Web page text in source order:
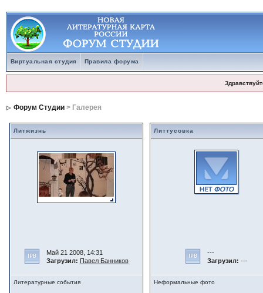
Виртуальная студия Правила форума
Форум Студии> Галерея
Литжизнь
Май 21 2008, 14:31
Загрузил: Павел Банников
Литературные события
Литтусовка
---
Загрузил: ---
Неформальные фото